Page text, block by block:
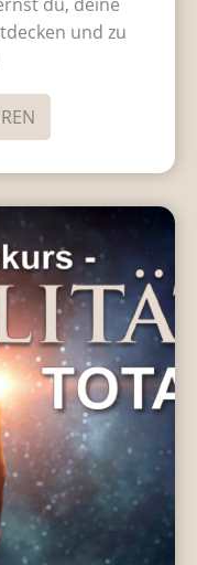
und zu